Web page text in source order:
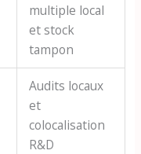
multiple local
et stock
tampon
Audits locaux
et
colocalisation
R&D